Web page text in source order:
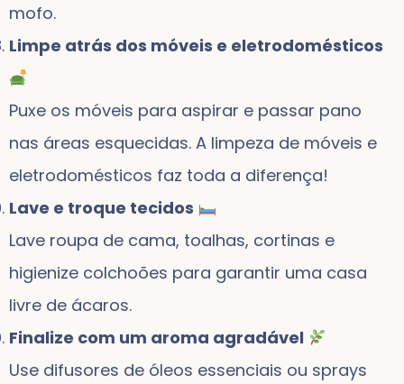
mofo.
Limpe atrás dos móveis e eletrodomésticos
Puxe os móveis para aspirar e passar pano
nas áreas esquecidas. A limpeza de móveis e
eletrodomésticos faz toda a diferença!
Lave e troque tecidos
Lave roupa de cama, toalhas, cortinas e
higienize colchoões para garantir uma casa
livre de ácaros.
Finalize com um aroma agradável
Use difusores de óleos essenciais ou sprays